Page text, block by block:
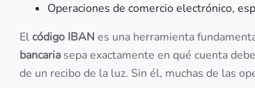
Operaciones de comercio electrónico,
Elcódigo IBAN es una herramienta
bancaria sepa exactamente en qué cuenta
de un recibo de la luz. Sin él, muchas de las